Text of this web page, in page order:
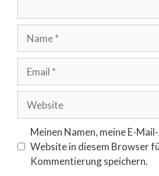
Meinen Namen, meine E-
Website in diesem Browser
Kommentierung speichern.